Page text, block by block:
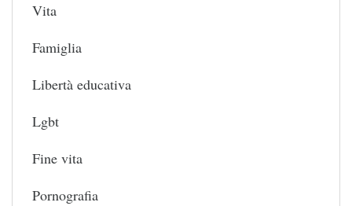
Vita
Famiglia
Libertà educativa
Lgbt
Fine vita
Pornografia